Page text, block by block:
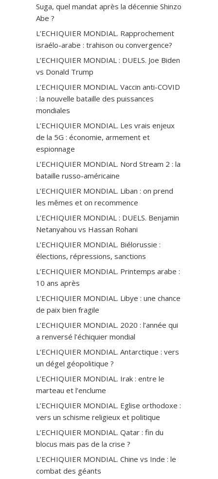
Suga, quel mandat après la décennie Shinzo
Abe ?
L’ECHIQUIER MONDIAL. Rapprochement
israélo-arabe : trahison ou convergence?
L’ECHIQUIER MONDIAL : DUELS. Joe Biden
vs Donald Trump
L’ECHIQUIER MONDIAL. Vaccin anti-СOVID
: la nouvelle bataille des puissances
mondiales
L’ECHIQUIER MONDIAL. Les vrais enjeux
de la 5G : économie, armement et
espionnage
L’ECHIQUIER MONDIAL. Nord Stream 2 : la
bataille russo-américaine
L’ECHIQUIER MONDIAL. Liban : on prend
les mêmes et on recommence
L’ECHIQUIER MONDIAL : DUELS. Benjamin
Netanyahou vs Hassan Rohani
L’ECHIQUIER MONDIAL. Biélorussie :
élections, répressions, sanctions
L’ECHIQUIER MONDIAL. Printemps arabe :
10 ans après
L’ECHIQUIER MONDIAL. Libye : une chance
de paix bien fragile
L’ECHIQUIER MONDIAL. 2020 : l’année qui
a renversé l’échiquier mondial
L’ECHIQUIER MONDIAL. Antarctique : vers
un dégel géopolitique ?
L’ECHIQUIER MONDIAL. Irak : entre le
marteau et l’enclume
L’ECHIQUIER MONDIAL. Eglise orthodoxe :
vers un schisme religieux et politique
L’ECHIQUIER MONDIAL. Qatar : fin du
blocus mais pas de la crise ?
L’ECHIQUIER MONDIAL. Chine vs Inde : le
combat des géants